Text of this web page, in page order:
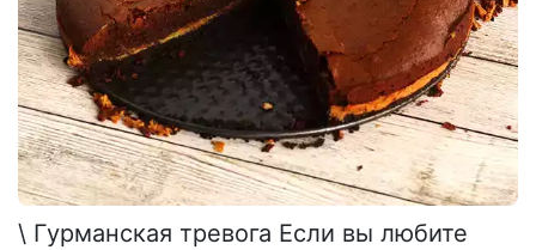
\ Гурманская тревога Если вы любите